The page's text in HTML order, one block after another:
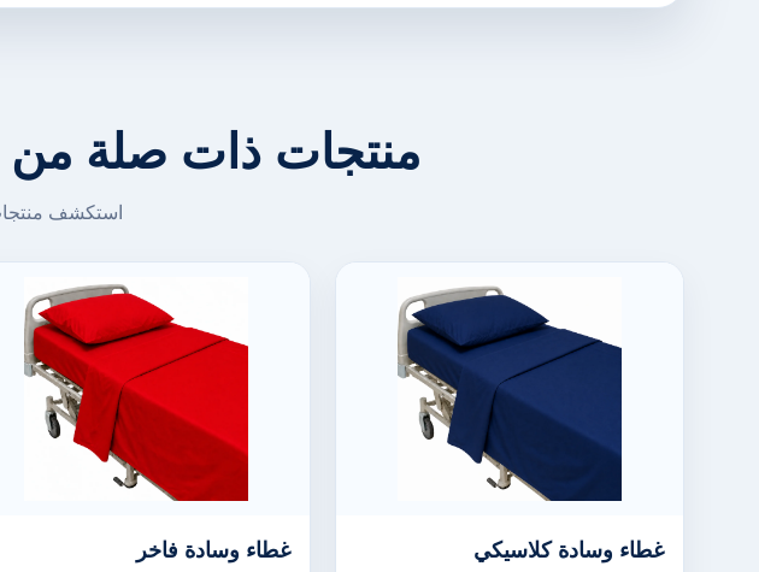
منتجات ذات صلة من
استكشف
غطاء وسادة كلاسيكي غطاء وسادة فاخر